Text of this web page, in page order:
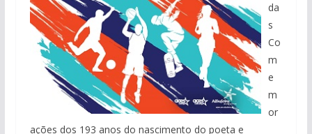
da
s
Co
m
e
m
or
ações dos 193 anos do nascimento do poeta e